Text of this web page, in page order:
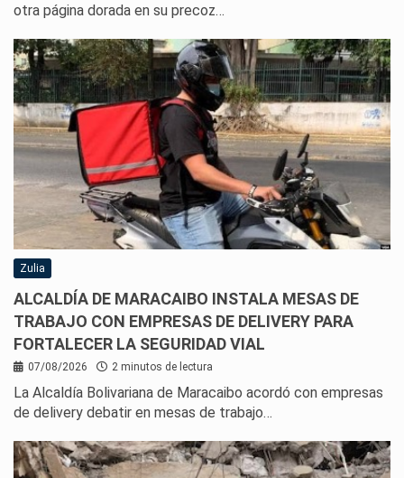
otra página dorada en su precoz…
Zulia
ALCALDÍA DE MARACAIBO INSTALA MESAS DE
TRABAJO CON EMPRESAS DE DELIVERY PARA
FORTALECER LA SEGURIDAD VIAL
07/08/2026 2 minutos de lectura
La Alcaldía Bolivariana de Maracaibo acordó con empresas
de delivery debatir en mesas de trabajo…